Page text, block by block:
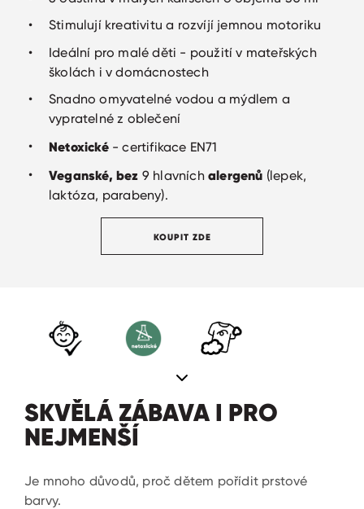
Stimulují kreativitu a rozvíjí jemnou motoriku
Ideální pro malé děti - použití v mateřských
školách i v domácnostech
Snadno omyvatelné vodou a mýdlem a
vypratelné z oblečení
Netoxické- certifikace EN71
Veganské, bez 9 hlavníchalergenů (lepek,
laktóza, parabeny).
KOUPIT ZDE
SKVĚLÁ ZÁBAVA I PRO
NEJMENŠÍ
Je mnoho důvodů, proč dětem pořídit prstové
barvy.